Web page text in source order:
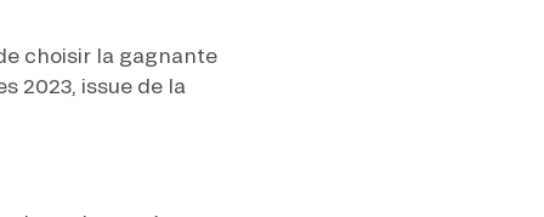
choisir la gagnante
2023, issue de la